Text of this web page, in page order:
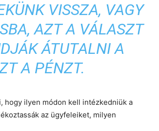
VISSZA, VAGY
AZT A VÁLASZT
ÁTUTALNI A
A PÉNZT.
hogy ilyen módon kell intézkedniük a
az ügyfeleiket, milyen